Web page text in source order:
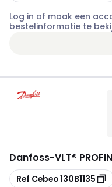
Log in of maak een
bestelinformatie te
Danfoss-VLT®
Kopiëren
Ref Cebeo130B1135